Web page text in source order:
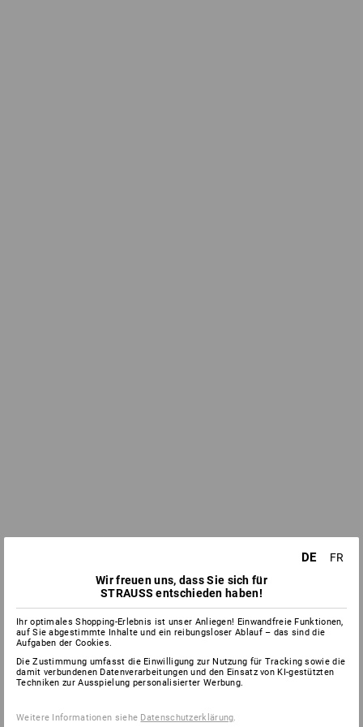
DE
FR
Wir freuen uns, dass Sie sich für
STRAUSS entschieden haben!
Ihr optimales Shopping-Erlebnis ist unser Anliegen! Einwandfreie Funktionen,
auf Sie abgestimmte Inhalte und ein reibungsloser Ablauf – das sind die
Aufgaben der Cookies.
Die Zustimmung umfasst die Einwilligung zur Nutzung für Tracking sowie die
damit verbundenen Datenverarbeitungen und den Einsatz von KI-gestützten
Techniken zur Ausspielung personalisierter Werbung.
Weitere Informationen siehe Datenschutzerklärung.